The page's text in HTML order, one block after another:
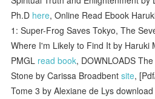
Ph.D here, Online Read Ebook
1: Super-Frog Saves Tokyo, The
Where I'm Likely to Find It by Haruki
PMGL read book, DOWNLOADS
Stone by Carissa Broadbentsite,
Tome 3 by Alexiane de Lys